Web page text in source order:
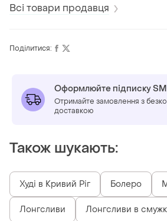
Всі товари продавця
Поділитися:
Оформлюйте підписку
Отримайте замовлення з
доставкою
Також шукають:
Худі в Кривий Ріг Болеро
Лонгсливи Лонгсливи в